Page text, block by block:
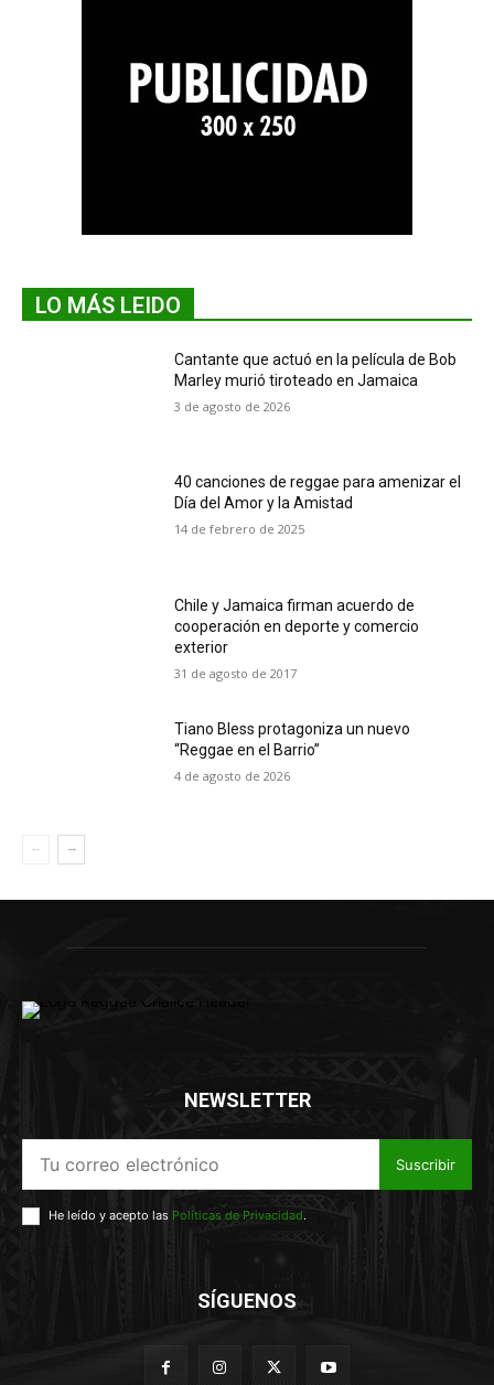
LO MÁS LEIDO
Cantante que actuó en la película de Bob
Marley murió tiroteado en Jamaica
3 de agosto de 2026
40 canciones de reggae para amenizar el
Día del Amor y la Amistad
14 de febrero de 2025
Chile y Jamaica firman acuerdo de
cooperación en deporte y comercio
exterior
31 de agosto de 2017
Tiano Bless protagoniza un nuevo
“Reggae en el Barrio”
4 de agosto de 2026
NEWSLETTER
Suscribir
He leído y acepto las Políticas de Privacidad.
SÍGUENOS